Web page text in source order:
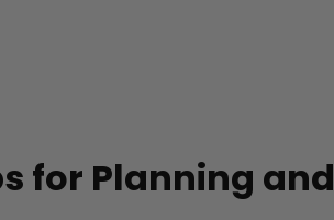
for Planning and